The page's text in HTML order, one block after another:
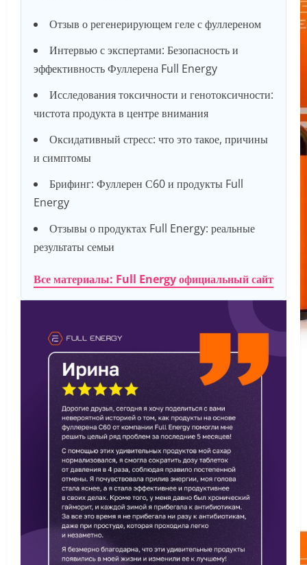
Отзыв о регенерирующем геле с фуллереном
Интервью с экспертами: Безопасность и
эффективность Фуллерена Full Energy
Исследования токсичности и генотоксичности:
чистота продукта в центре внимания
Оксидативный стресс: что это такое, причины
и симптомы
Брифинг: Фуллерен С60 и продукты Full
Energy
Отзывы о продуктах Full Energy: реальные
результаты семьи
Все материалы: Full Energy официальный сайт